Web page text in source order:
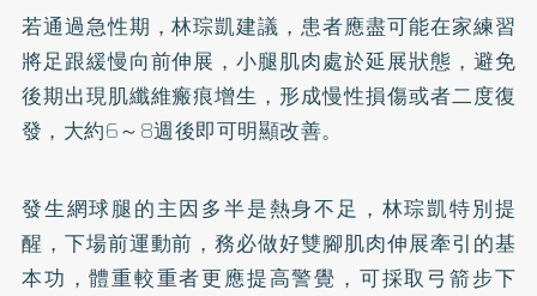
若通過急性期，林琮凱建議，患者應盡可能在家練習
將足跟緩慢向前伸展，小腿肌肉處於延展狀態，避免
後期出現肌纖維瘢痕增生，形成慢性損傷或者二度復
發，大約6～8週後即可明顯改善。
發生網球腿的主因多半是熱身不足，林琮凱特別提
醒，下場前運動前，務必做好雙腳肌肉伸展牽引的基
本功，體重較重者更應提高警覺，可採取弓箭步下